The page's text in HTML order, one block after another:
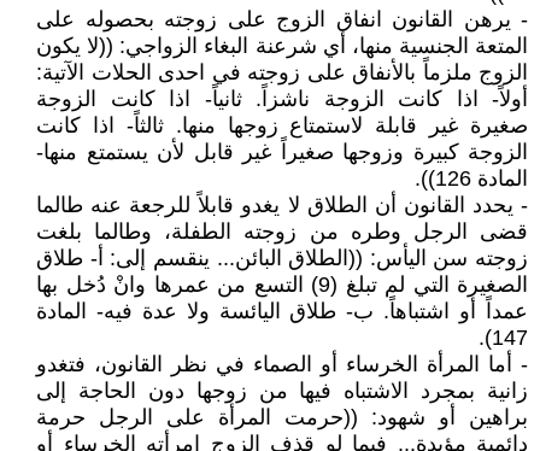
- يرهن القانون انفاق الزوج على زوجته بحصوله على
المتعة الجنسية منها، أي شرعنة البغاء الزواجي: ((لا يكون
الزوج ملزماً بالأنفاق على زوجته في احدى الحلات الآتية:
أولاً- اذا كانت الزوجة ناشزاً. ثانياً- اذا كانت الزوجة
صغيرة غير قابلة لاستمتاع زوجها منها. ثالثاً- اذا كانت
الزوجة كبيرة وزوجها صغيراً غير قابل لأن يستمتع منها-
المادة 126)).
- يحدد القانون أن الطلاق لا يغدو قابلاً للرجعة عنه طالما
قضى الرجل وطره من زوجته الطفلة، وطالما بلغت
زوجته سن اليأس: ((الطلاق البائن... ينقسم إلى: أ- طلاق
الصغيرة التي لم تبلغ (9) التسع من عمرها وانْ دُخل بها
عمداً أو اشتباهاً. ب- طلاق اليائسة ولا عدة فيه- المادة
147).
- أما المرأة الخرساء أو الصماء في نظر القانون، فتغدو
زانية بمجرد الاشتباه فيها من زوجها دون الحاجة إلى
براهين أو شهود: ((حرمت المرأة على الرجل حرمة
دائمية مؤبدة... فيما لو قذف الزوج امرأته الخرساء أو